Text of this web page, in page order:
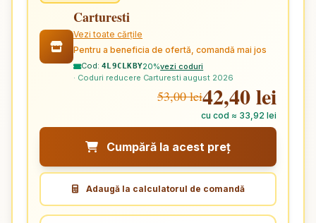
Carturesti
Vezi toate cărțile
Pentru a beneficia de ofertă, comandă mai jos
Cod: 4L9CLKBY20%vezi coduri
· Coduri reducere Carturesti august 2026
53,00 lei42,40 lei
cu cod ≈ 33,92 lei
Cumpără la acest preț
Adaugă la calculatorul de comandă